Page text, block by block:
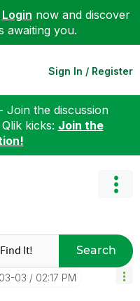
Login now and discover
awaiting you.
Sign In / Register
Join the discussion
kicks: Join the
Search
03 02:17 PM